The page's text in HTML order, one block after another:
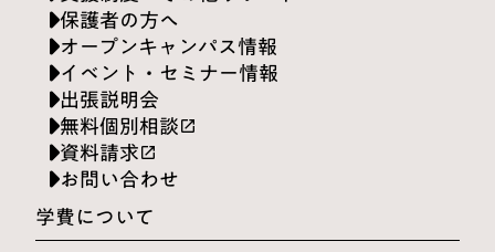
保護者の方へ
オープンキャンパス情報
イベント・セミナー情報
出張説明会
無料個別相談launch
資料請求launch
お問い合わせ
学費について